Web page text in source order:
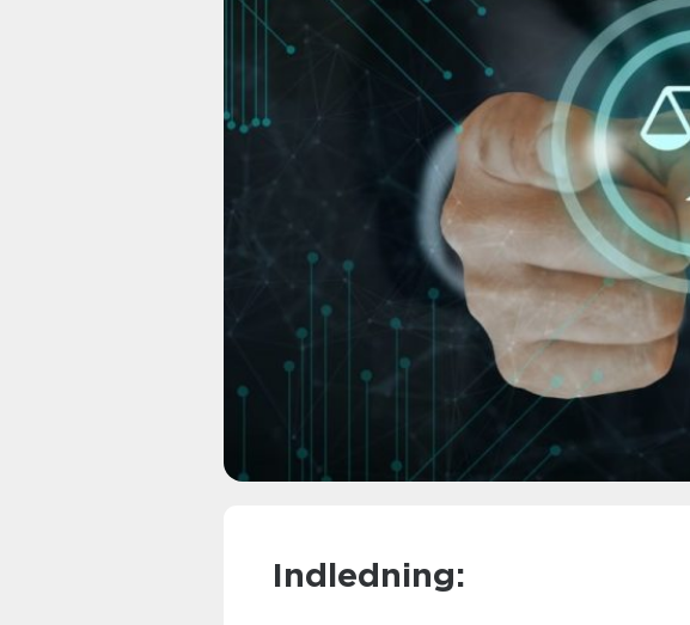
Indledning: